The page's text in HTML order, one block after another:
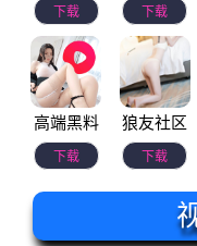
下载 下载
高端黑料
下载
狼友社区
下载